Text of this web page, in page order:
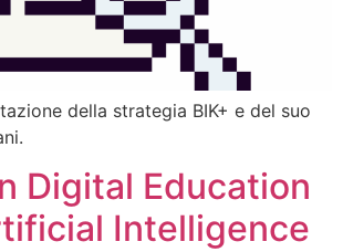
della strategia BIK+ e del suo
Digital Education
Intelligence